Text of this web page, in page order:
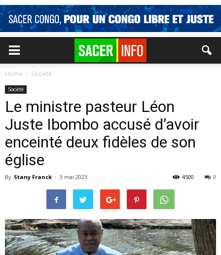
Home Société
Société
Le ministre pasteur Léon
Juste Ibombo accusé d’avoir
enceinté deux fidèles de son
église
By Stany Franck - 3 mai 2023 0
4500